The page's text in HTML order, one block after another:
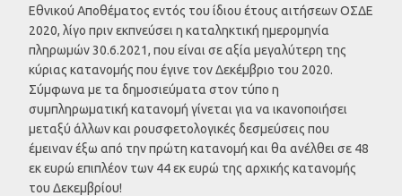
Εθνικού Αποθέματος εντός του ίδιου έτους αιτήσεων ΟΣΔΕ
2020, λίγο πριν εκπνεύσει η καταληκτική ημερομηνία
πληρωμών 30.6.2021, που είναι σε αξία μεγαλύτερη της
κύριας κατανομής που έγινε τον Δεκέμβριο του 2020.
Σύμφωνα με τα δημοσιεύματα στον τύπο η
συμπληρωματική κατανομή γίνεται για να ικανοποιήσει
μεταξύ άλλων και ρουσφετολογικές δεσμεύσεις που
έμειναν έξω από την πρώτη κατανομή και θα ανέλθει σε 48
εκ ευρώ επιπλέον των 44 εκ ευρώ της αρχικής κατανομής
του Δεκεμβρίου!